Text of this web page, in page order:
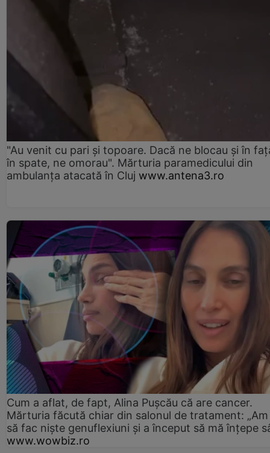
"Au venit cu pari și topoare. Dacă ne blocau şi în
în spate, ne omorau". Mărturia paramedicului din
ambulanţa atacată în Cluj www.antena3.ro
Cum a aflat, de fapt, Alina Pușcău că are cancer.
Mărturia făcută chiar din salonul de tratament:
să fac niște genuflexiuni și a început să mă înțepe
www.wowbiz.ro